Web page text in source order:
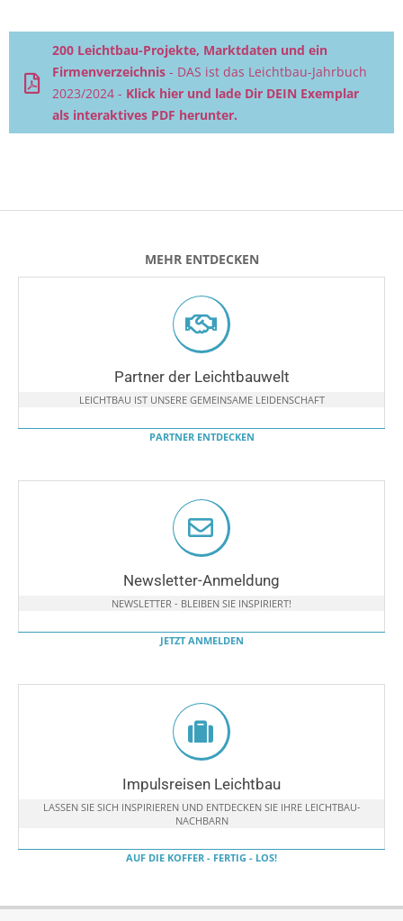
200 Leichtbau-Projekte, Marktdaten und ein
Firmenverzeichnis - DAS ist das Leichtbau-Jahrbuch
2023/2024 - Klick hier und lade Dir DEIN Exemplar
als interaktives PDF herunter.
MEHR ENTDECKEN
Partner der Leichtbauwelt
LEICHTBAU IST UNSERE GEMEINSAME LEIDENSCHAFT
PARTNER ENTDECKEN
Newsletter-Anmeldung
NEWSLETTER - BLEIBEN SIE INSPIRIERT!
JETZT ANMELDEN
Impulsreisen Leichtbau
LASSEN SIE SICH INSPIRIEREN UND ENTDECKEN SIE IHRE LEICHTBAU-
NACHBARN
AUF DIE KOFFER - FERTIG - LOS!